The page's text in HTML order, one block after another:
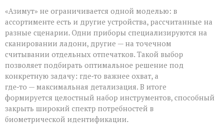
«Азимут» не ограничивается одной моделью: в
ассортименте есть и другие устройства, рассчитанные на
разные сценарии. Одни приборы специализируются на
сканировании ладони, другие — на точечном
считывании отдельных отпечатков. Такой выбор
позволяет подбирать оптимальное решение под
конкретную задачу: где‑то важнее охват, а
где‑то — максимальная детализация. В итоге
формируется целостный набор инструментов, способный
закрыть широкий спектр потребностей в
биометрической идентификации.